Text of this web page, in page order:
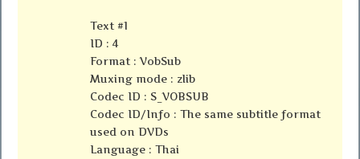
Text #1
ID : 4
Format : VobSub
Muxing mode : zlib
Codec ID : S_VOBSUB
Codec ID/Info : The same subtitle format
used on DVDs
Language : Thai